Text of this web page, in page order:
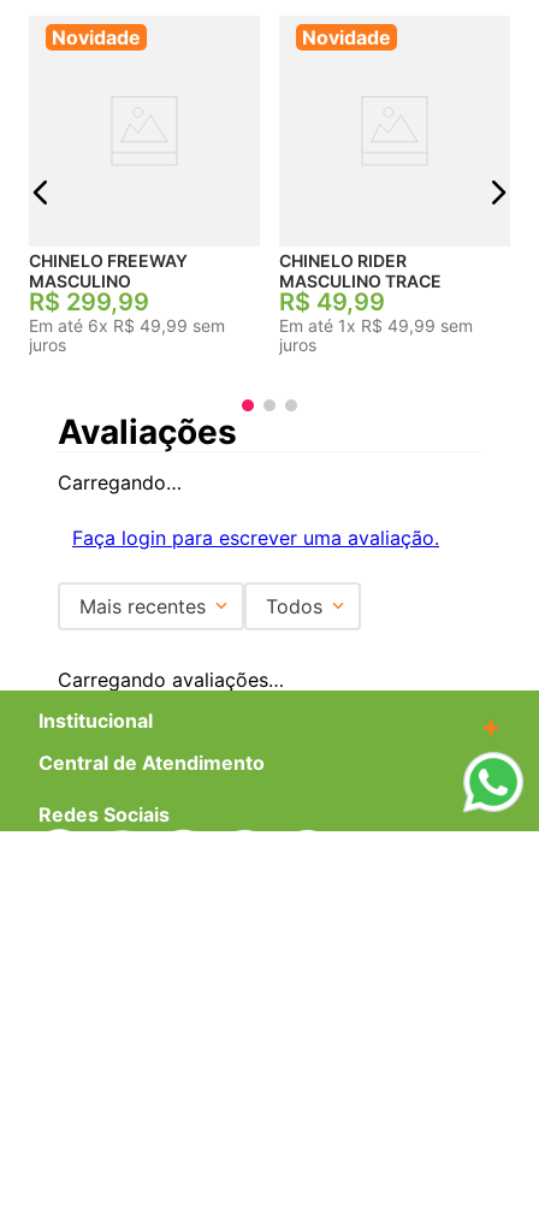
Novidade
CHINELO FREEWAY
MASCULINO
R$ 299,99
Em até 6x R$ 49,99 sem
juros
Novidade
CHINELO RIDER
MASCULINO TRACE
R$ 49,99
Em até 1x R$ 49,99 sem
juros
Avaliações
Carregando…
Faça login para escrever uma avaliação.
Mais recentes Todos
Carregando avaliações…
Institucional
+
Central de Atendimento +
Redes Sociais